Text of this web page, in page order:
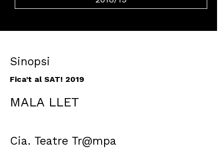
Sinopsi
Fica’t al SAT! 2019
MALA LLET
Cia. Teatre Tr@mpa